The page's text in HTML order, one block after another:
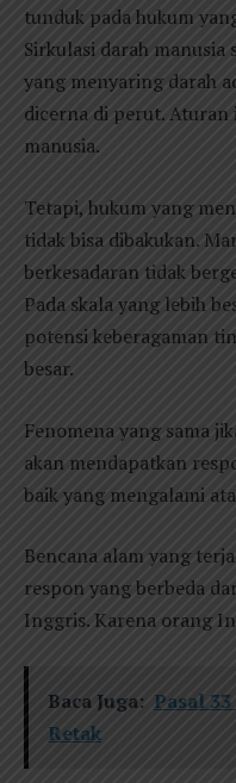
tunduk pada hukum
Sirkulasi darah
yang menyaring darah
dicerna di perut.
manusia.
Tetapi, hukum yang
tidak bisa dibakukan.
berkesadaran tidak
Pada skala yang lebih
potensi keberagaman
besar.
Fenomena yang sama
akan mendapatkan
baik yang mengalami
Bencana alam yang
respon yang berbeda
Inggris. Karena orang
Baca Juga: Pasal
Retak